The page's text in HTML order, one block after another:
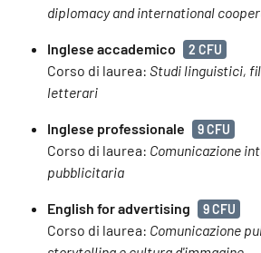
diplomacy and international
Inglese accademico 2 CFU
Corso di laurea: Studi linguistici,
letterari
Inglese professionale 9 CFU
Corso di laurea: Comunicazione
pubblicitaria
English for advertising 9 CFU
Corso di laurea: Comunicazione